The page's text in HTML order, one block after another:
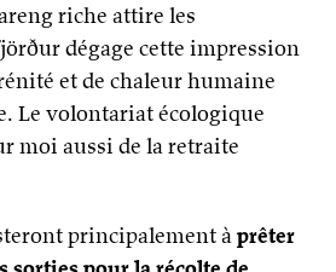
riche attire les
dégage cette impression
et de chaleur humaine
Le volontariat écologique
moi aussi de la retraite
principalement àprêter